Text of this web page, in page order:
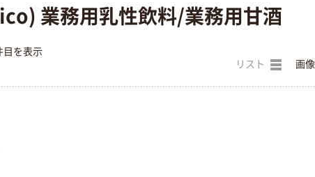
業務用乳性飲料/業務用甘酒
目を表示
リスト 画像